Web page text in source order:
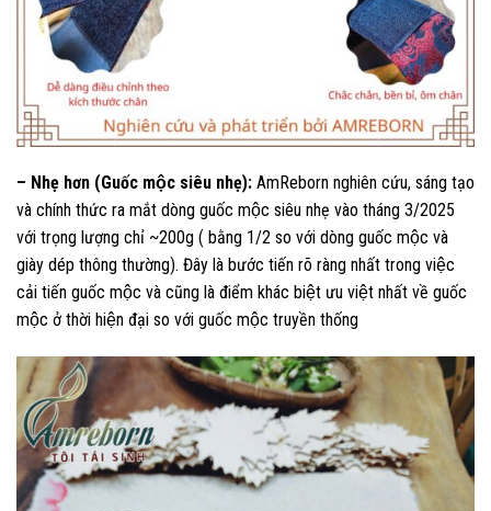
– Nhẹ hơn (Guốc mộc siêu nhẹ): AmReborn nghiên cứu, sáng tạo
và chính thức ra mắt dòng guốc mộc siêu nhẹ vào tháng 3/2025
với trọng lượng chỉ ~200g ( bằng 1/2 so với dòng guốc mộc và
giày dép thông thường). Đây là bước tiến rõ ràng nhất trong việc
cải tiến guốc mộc và cũng là điểm khác biệt ưu việt nhất về guốc
mộc ở thời hiện đại so với guốc mộc truyền thống